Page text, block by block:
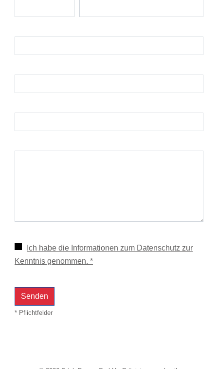
Ich habe die Informationen zum Datenschutz zur
Kenntnis genommen. *
* Pflichtfelder